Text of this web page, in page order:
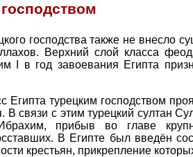
господства также не
Верхний слой класса
I в год завоевания Египта
Египта турецким господством
В связи с этим турецкий султан
прибыв во главе
В Египте был введён
крестьян, прикрепление